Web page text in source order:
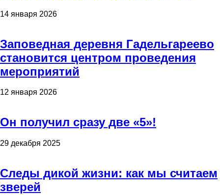
14 января 2026
Заповедная деревня Гадельгареево
становится центром проведения
мероприятий
12 января 2026
Он получил сразу две «5»!
29 декабря 2025
Следы дикой жизни: как мы считаем
зверей